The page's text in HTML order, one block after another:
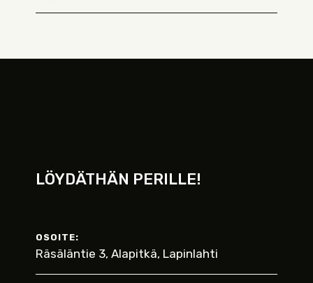
LÖYDÄTHÄN PERILLE!
OSOITE:
Räsäläntie 3, Alapitkä, Lapinlahti